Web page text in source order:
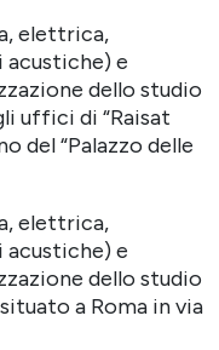
elettrica,
e
dello studio
uffici di “Raisat
del “Palazzo delle
elettrica,
e
dello studio
a Roma in via